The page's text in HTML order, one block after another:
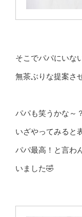
そこでパパにいな
無茶ぶりな提案さ
パパも笑うかな～
いざやってみると
パパ最高！と言わ
いました🤣